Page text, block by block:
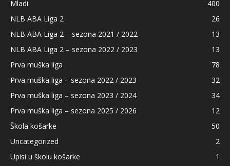
Mladi
400
NLB ABA Liga 2
26
NLB ABA Liga 2 – sezona 2021 / 2022
13
NLB ABA Liga 2 – sezona 2022 / 2023
13
Prva muška liga
78
Prva muška liga – sezona 2022 / 2023
32
Prva muška liga – sezona 2023 / 2024
34
Prva muška liga – sezona 2025 / 2026
12
Škola košarke
50
Uncategorized
2
Upisi u školu košarke
1